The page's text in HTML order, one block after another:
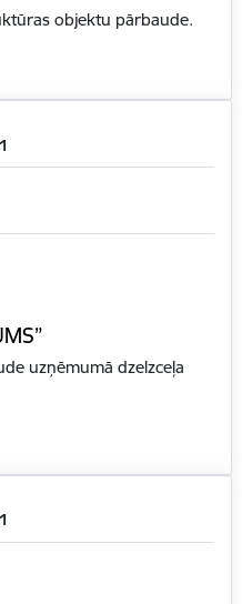
objektu pārbaude.
uzņēmumā dzelzceļa